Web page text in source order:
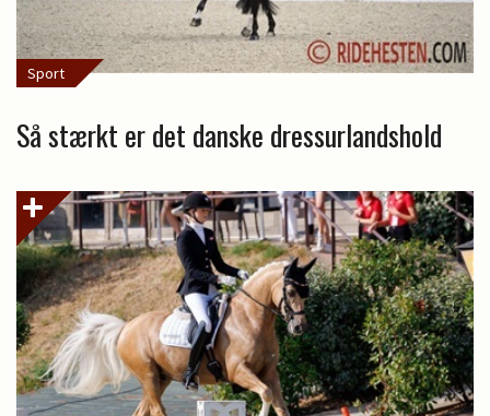
Sport
Så stærkt er det danske dressurlandshold